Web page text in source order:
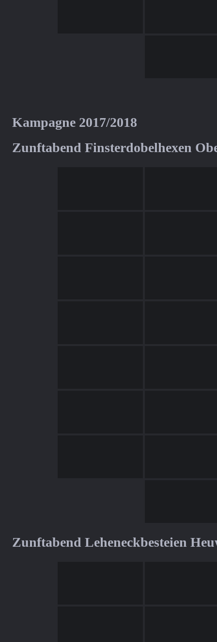
Kampagne 2017/2018
Zunftabend Finsterdobelhexen
Zunftabend Leheneckbesteien